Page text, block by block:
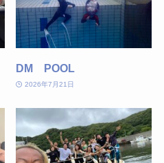
DM POOL
2026年7月21日